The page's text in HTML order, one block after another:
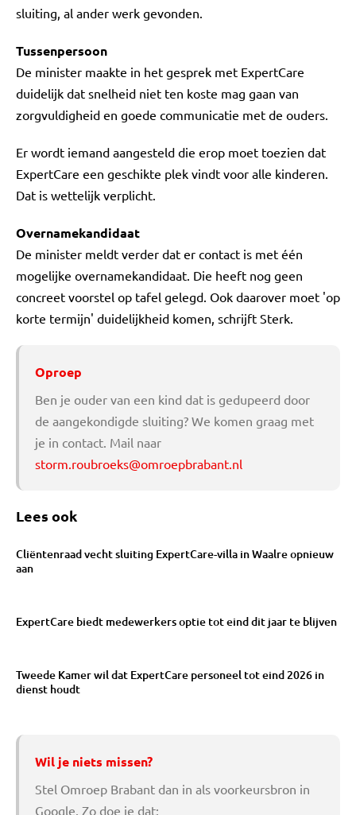
sluiting, al ander werk gevonden.
Tussenpersoon
De minister maakte in het gesprek met ExpertCare
duidelijk dat snelheid niet ten koste mag gaan van
zorgvuldigheid en goede communicatie met de ouders.
Er wordt iemand aangesteld die erop moet toezien dat
ExpertCare een geschikte plek vindt voor alle kinderen.
Dat is wettelijk verplicht.
Overnamekandidaat
De minister meldt verder dat er contact is met één
mogelijke overnamekandidaat. Die heeft nog geen
concreet voorstel op tafel gelegd. Ook daarover moet 'op
korte termijn' duidelijkheid komen, schrijft Sterk.
Oproep
Ben je ouder van een kind dat is gedupeerd door
de aangekondigde sluiting? We komen graag met
je in contact. Mail naar
storm.roubroeks@omroepbrabant.nl
Lees ook
Cliëntenraad vecht sluiting ExpertCare-villa in Waalre opnieuw
aan
ExpertCare biedt medewerkers optie tot eind dit jaar te blijven
Tweede Kamer wil dat ExpertCare personeel tot eind 2026 in
dienst houdt
Wil je niets missen?
Stel Omroep Brabant dan in als voorkeursbron in
Google. Zo doe je dat: